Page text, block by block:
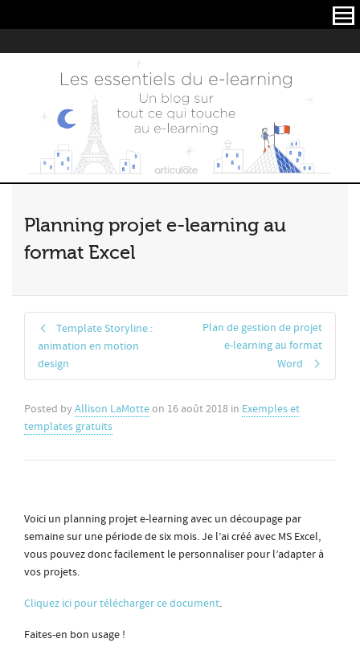
Planning projet e-learning au
format Excel
Template Storyline :
animation en motion
design
Plan de gestion de projet
e-learning au format
Word
Posted by Allison LaMotteon 16 août 2018 in Exemples et
templates gratuits
Voici un planning projet e-learning avec un découpage par
semaine sur une période de six mois. Je l’ai créé avec MS Excel,
vous pouvez donc facilement le personnaliser pour l’adapter à
vos projets.
Cliquez ici pour télécharger ce document.
Faites-en bon usage !